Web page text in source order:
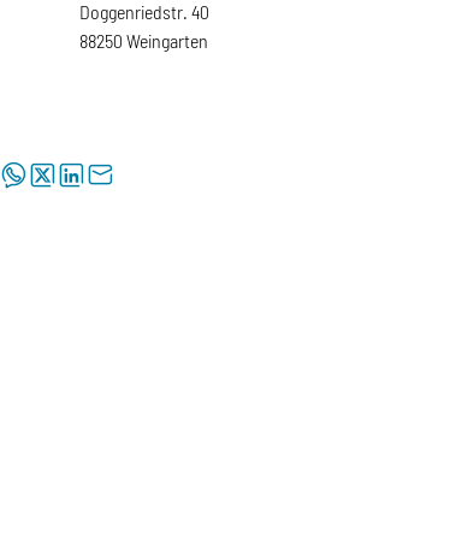
Doggenriedstr. 40
88250 Weingarten
whatsapptwitterlinkedinletter